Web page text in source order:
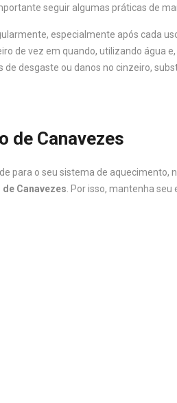
seguir algumas práticas de
especialmente após cada
de vez em quando, utilizando água
de desgaste ou danos no cinzeiro,
de Canavezes
para o seu sistema de aquecimento,
de Canavezes. Por isso, mantenha